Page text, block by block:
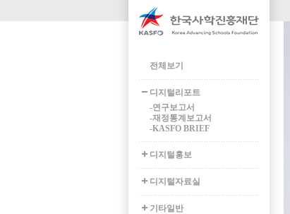
전체보기
디지털리포트
-연구보고서
-재정통계보고서
-KASFO BRIEF
디지털홍보
디지털자료실
기타일반